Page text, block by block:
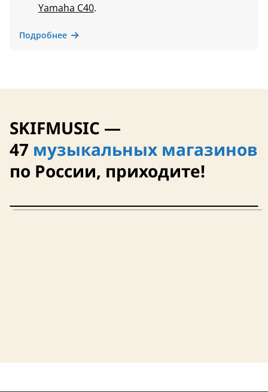
Yamaha C40.
Подробнее
SKIFMUSIC —
47 музыкальных магазинов
по России, приходите!